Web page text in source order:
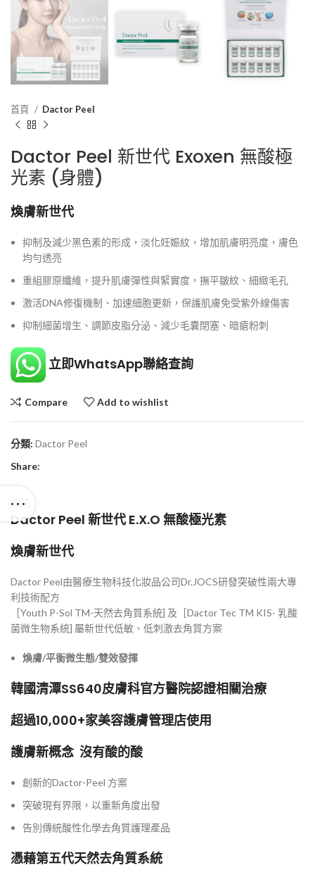
首頁 Dactor Peel
Dactor Peel 新世代 Exoxen 無酸極
光素 (身體)
煥膚新世代
抑制及減少黑色素的形成，淡化妊娠紋，增加肌膚明亮度，膚色
均勻透亮
重組膠原纖維，提升肌膚彈性與緊實度，撫平皺紋、細緻毛孔
激活DNA修復機制、加速細胞更新，保護肌膚免受紫外線傷害
抑制細菌增生、調節皮脂分泌、減少毛嚢閉塞、暗瘡粉刺
立即WhatsApp聯絡查詢
Compare Add to wishlist
分類: Dactor Peel
Share:
描述
Dactor Peel 新世代 E.X.O 無酸極光素
煥膚新世代
Dactor Peel由醫療生物科技化妝品公司Dr.JOCS研發突破性兩大專
利技術配方
［Youth P-Sol TM-天然去角質系統] 及［Dactor Tec TM KIS- 乳酸
菌微生物系統] 屬新世代低敏、低刺激去角質方案
煥膚/平衡微生態/雙效發揮
韓國清潭SS640皮膚科官方醫院認證相關治療
超過10,000+家美容護膚管理店使用
護膚新概念 沒有酸的酸
創新的Dactor-Peel 方案
突破現有界限，以重新角度出發
告別傳統酸性化學去角質護理產品
憑藉第五代天然去角質系統